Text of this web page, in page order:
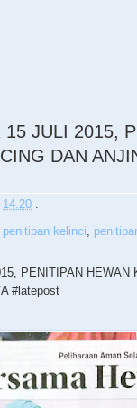
JULI 2015,
DAN
14.20 .
penitipan kelinci,
PENITIPAN HEWAN
#latepost